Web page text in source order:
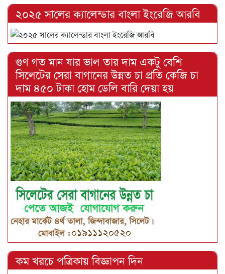
২০২৫ সালের ক্যালেন্ডার বাংলা ইংরেজি আরবি
গুণ গত মান যার ভাল তার দাম একটু বেশি
সিলেটের সেরা বাগানের উন্নত চা প্রতি কেজি চা
দাম ৪৫০ টাকা হোম ডেলি বারি দেয়া হয়
কম খরচে পত্রিকায় বিজ্ঞাপন দিন